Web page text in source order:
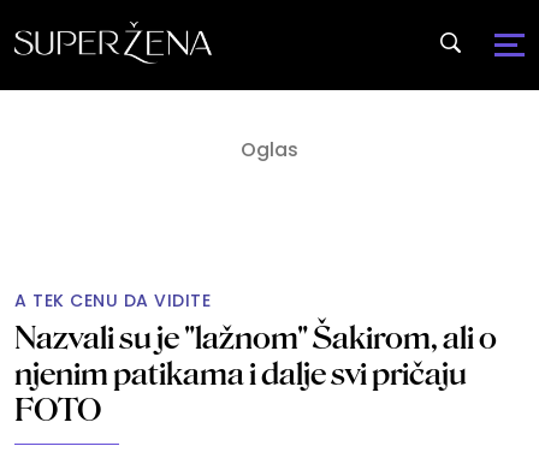
A TEK CENU DA VIDITE
Nazvali su je "lažnom" Šakirom, ali o
njenim patikama i dalje svi pričaju
FOTO